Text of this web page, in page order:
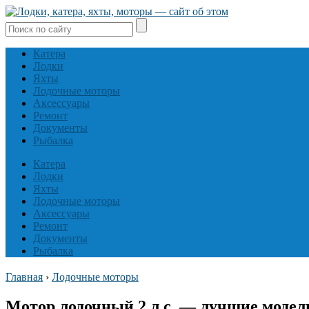
Катера
Лодки
Яхты
Лодочные моторы
Аксессуары
Ремонт
Документы
Рыбалка
Катера
Лодки
Яхты
Лодочные моторы
Аксессуары
Ремонт
Документы
Рыбалка
Главная › Лодочные моторы